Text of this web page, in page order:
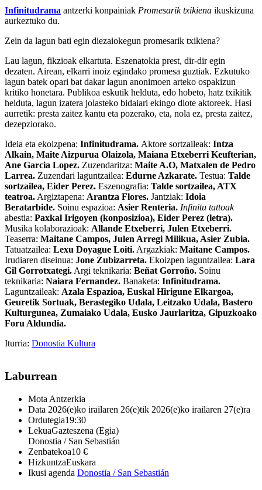
Infinitudrama antzerki konpainiak Promesarik txikiena ikuskizuna
aurkeztuko du.
Zein da lagun bati egin diezaiokegun promesarik txikiena?
Lau lagun, fikzioak elkartuta. Eszenatokia prest, dir-dir egin
dezaten. Airean, elkarri inoiz egindako promesa guztiak. Ezkutuko
lagun batek opari bat dakar lagun anonimoen arteko ospakizun
kritiko honetara. Publikoa eskutik helduta, edo hobeto, hatz txikitik
helduta, lagun izatera jolasteko bidaiari ekingo diote aktoreek. Hasi
aurretik: presta zaitez kantu eta pozerako, eta, nola ez, presta zaitez,
dezepziorako.
Ideia eta ekoizpena: Infinitudrama. Aktore sortzaileak: Intza
Alkain, Maite Aizpurua Olaizola, Maiana Etxeberri Keufterian,
Ane Garcia Lopez. Zuzendaritza: Maite A.O, Matxalen de Pedro
Larrea. Zuzendari laguntzailea: Edurne Azkarate. Testua: Talde
sortzailea, Eider Perez. Eszenografia: Talde sortzailea, ATX
teatroa. Argiztapena: Arantza Flores. Jantziak: Idoia
Beratarbide. Soinu espazioa: Asier Renteria. Infinitu tattoak
abestia: Paxkal Irigoyen (konposizioa), Eider Perez (letra).
Musika kolaborazioak: Allande Etxeberri, Julen Etxeberri.
Teaserra: Maitane Campos, Julen Arregi Milikua, Asier Zubia.
Tatuatzailea: Lexu Doyague Loiti. Argazkiak: Maitane Campos.
Irudiaren diseinua: Jone Zubizarreta. Ekoizpen laguntzailea: Lara
Gil Gorrotxategi. Argi teknikaria: Beñat Gorroño. Soinu
teknikaria: Naiara Fernandez. Banaketa: Infinitudrama.
Laguntzaileak: Azala Espazioa, Euskal Hirigune Elkargoa,
Geuretik Sortuak, Berastegiko Udala, Leitzako Udala, Bastero
Kulturgunea, Zumaiako Udala, Eusko Jaurlaritza, Gipuzkoako
Foru Aldundia.
Iturria: Donostia Kultura
Laburrean
Mota Antzerkia
Data 2026(e)ko irailaren 26(e)tik 2026(e)ko irailaren 27(e)ra
Ordutegia19:30
LekuaGazteszena (Egia)
Donostia / San Sebastián
Zenbatekoa10 €
HizkuntzaEuskara
Ikusi agenda Donostia / San Sebastián